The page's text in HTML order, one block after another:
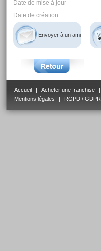
Date de mise à jour
Date de création
Envoyer à un ami
Accueil Acheter une franchise
Mentions légales
RGPD / GDPR